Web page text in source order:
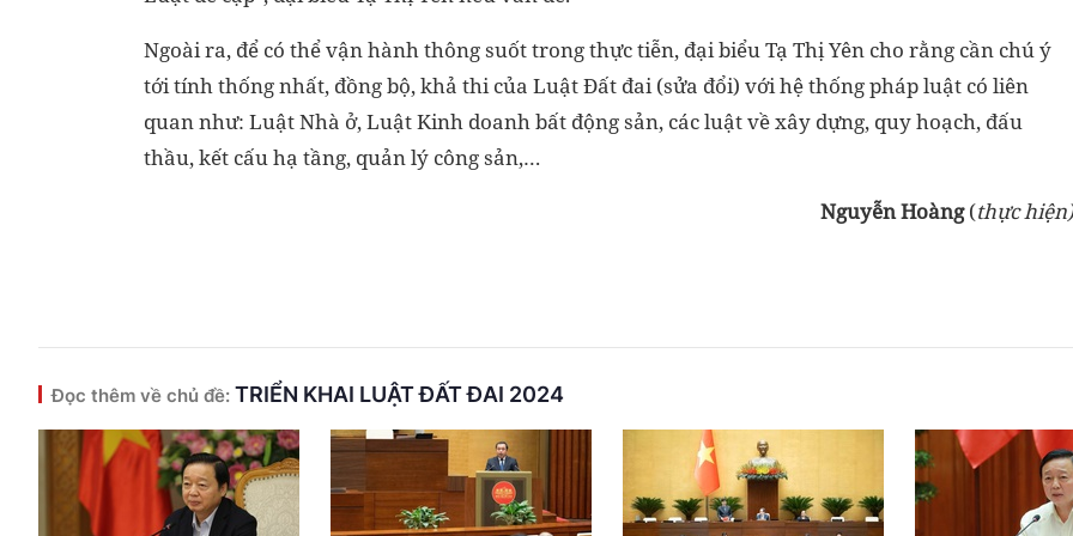
Ngoài ra, để có thể vận hành thông suốt trong thực tiễn, đại biểu Tạ Thị Yên cho rằng cần chú ý
tới tính thống nhất, đồng bộ, khả thi của Luật Đất đai (sửa đổi) với hệ thống pháp luật có liên
quan như: Luật Nhà ở, Luật Kinh doanh bất động sản, các luật về xây dựng, quy hoạch, đấu
thầu, kết cấu hạ tầng, quản lý công sản,…
Nguyễn Hoàng(thực hiện)
Đọc thêm về chủ đề: TRIỂN KHAI LUẬT ĐẤT ĐAI 2024